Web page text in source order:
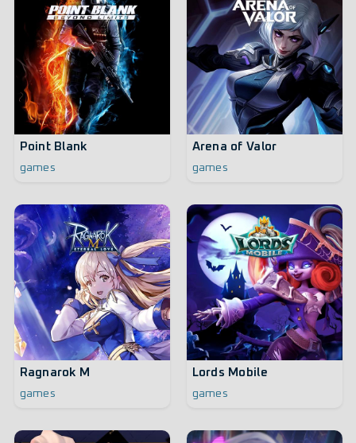
Point Blank
games
Arena of Valor
games
Ragnarok M
games
Lords Mobile
games